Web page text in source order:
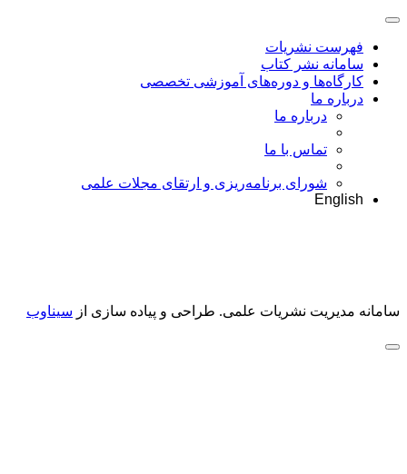
فهرست نشریات
سامانه نشر کتاب
کارگاه‌ها و دوره‌های آموزشی تخصصی
درباره ما
درباره ما
تماس با ما
شورای برنامه‌ریزی و ارتقای مجلات علمی
English
سامانه مدیریت نشریات علمی. طراحی و پیاده سازی از سیناوب